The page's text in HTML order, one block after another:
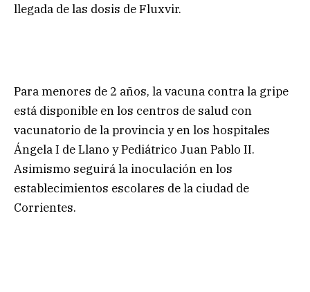
llegada de las dosis de Fluxvir.
Para menores de 2 años, la vacuna contra la gripe
está disponible en los centros de salud con
vacunatorio de la provincia y en los hospitales
Ángela I de Llano y Pediátrico Juan Pablo II.
Asimismo seguirá la inoculación en los
establecimientos escolares de la ciudad de
Corrientes.